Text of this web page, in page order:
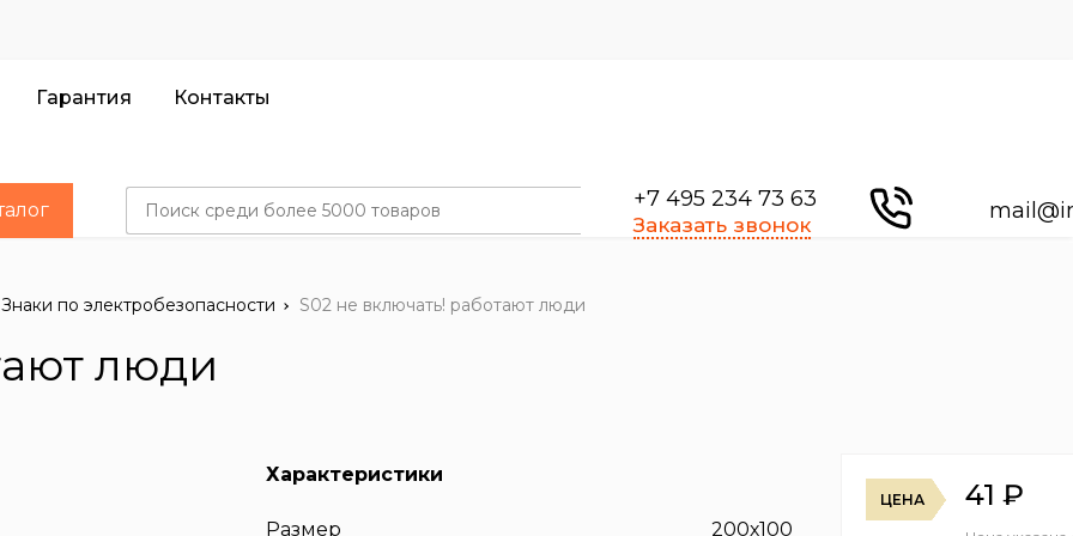
Гарантия
Контакты
+7 495 234 73 63
Заказать звонок
Знаки по электробезопасности S02 не включать! работают люди
люди
Характеристики
Размер
200х100
ЦЕНА 41 ₽